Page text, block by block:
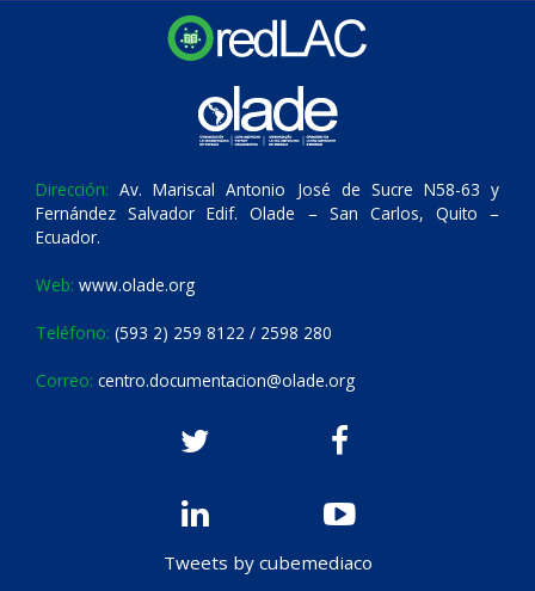
Dirección: Av. Mariscal Antonio José de Sucre N58-63 y
Fernández Salvador Edif. Olade – San Carlos, Quito –
Ecuador.
Web: www.olade.org
Teléfono: (593 2) 259 8122 / 2598 280
Correo: centro.documentacion@olade.org
Tweets by cubemediaco